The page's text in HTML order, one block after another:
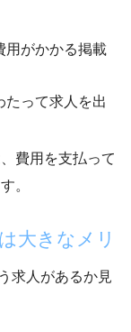
用がかかる掲載
って求人を出
費用を支払って
。
大きなメリ
求人があるか見